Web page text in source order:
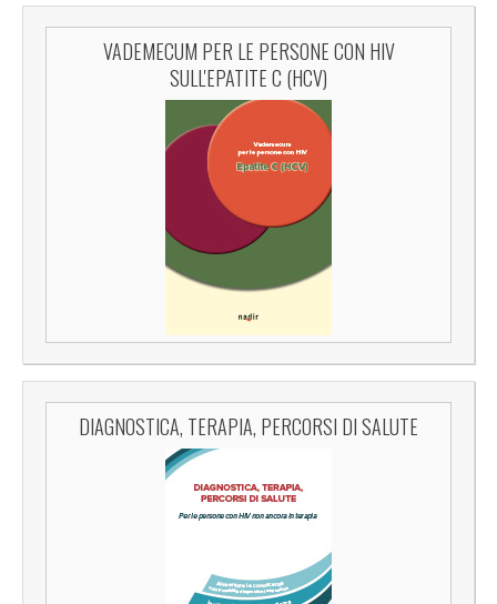
VADEMECUM PER LE PERSONE CON HIV
SULL'EPATITE C (HCV)
DIAGNOSTICA, TERAPIA, PERCORSI DI SALUTE